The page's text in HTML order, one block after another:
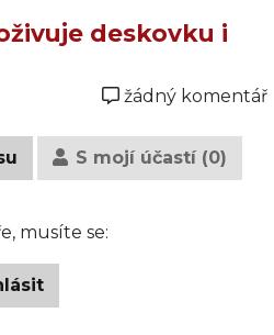
deskovku i
žádný komentář
S mojí účastí (0)
musíte se: